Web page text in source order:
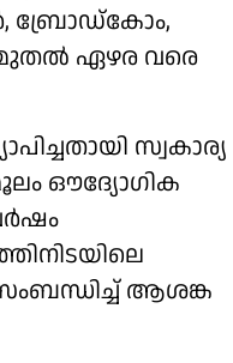
ബ്രോഡ്‌കോം,
മുതല്‍ ഏഴര വരെ
സ്വകാര്യ
ഔദ്യോഗിക
ആശങ്ക